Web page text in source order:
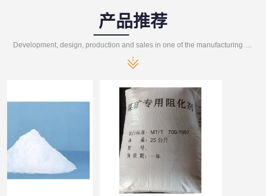
产品推荐
Development, design, production and sales in one of the manufacturing enterprises